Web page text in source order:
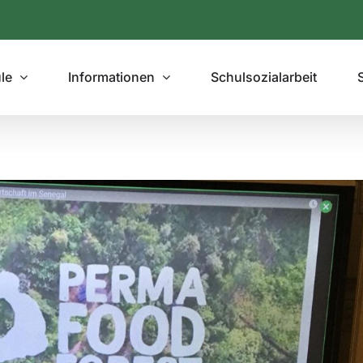
Informationen Schulsozialarbeit